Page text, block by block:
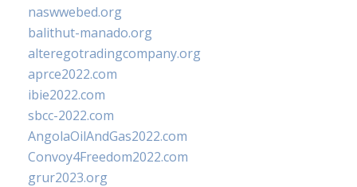
naswwebed.org
balithut-manado.org
alteregotradingcompany.org
aprce2022.com
ibie2022.com
sbcc-2022.com
AngolaOilAndGas2022.com
Convoy4Freedom2022.com
grur2023.org